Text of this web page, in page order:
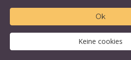
€ 43,53 (€ 40,68
Artikelnummer:
in den
Ok
Keine cookies